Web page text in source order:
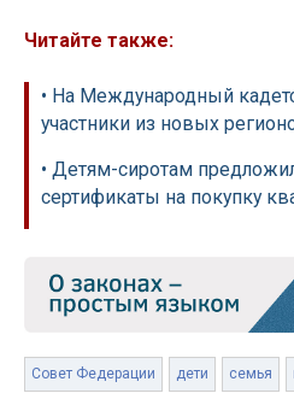
Читайте также:
• На Международный
участники из новых
• Детям-сиротам
сертификаты на покупку
Совет Федерации дети семья